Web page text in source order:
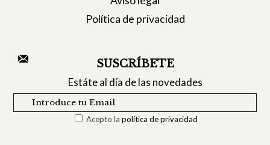
Política de privacidad
SUSCRÍBETE
Estáte al día de las novedades
Acepto la política de privacidad